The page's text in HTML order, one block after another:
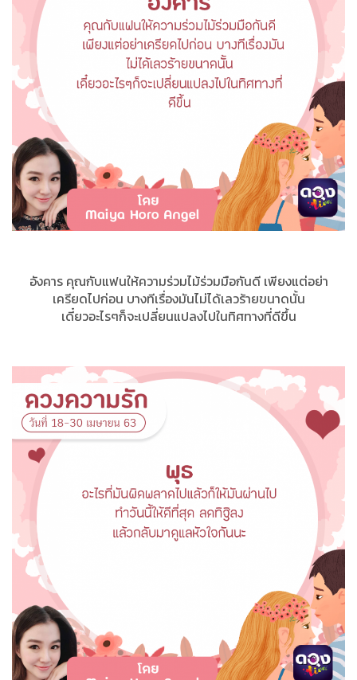
อังคาร คุณกับแฟนให้ความร่วมไม้ร่วมมือกันดี เพียงแต่อย่า
เครียดไปก่อน บางทีเรื่องมันไม่ได้เลวร้ายขนาดนั้น
เดี๋ยวอะไรๆก็จะเปลี่ยนแปลงไปในทิศทางที่ดีขึ้น